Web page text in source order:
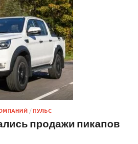
/ ПУЛЬС
продажи пикапов